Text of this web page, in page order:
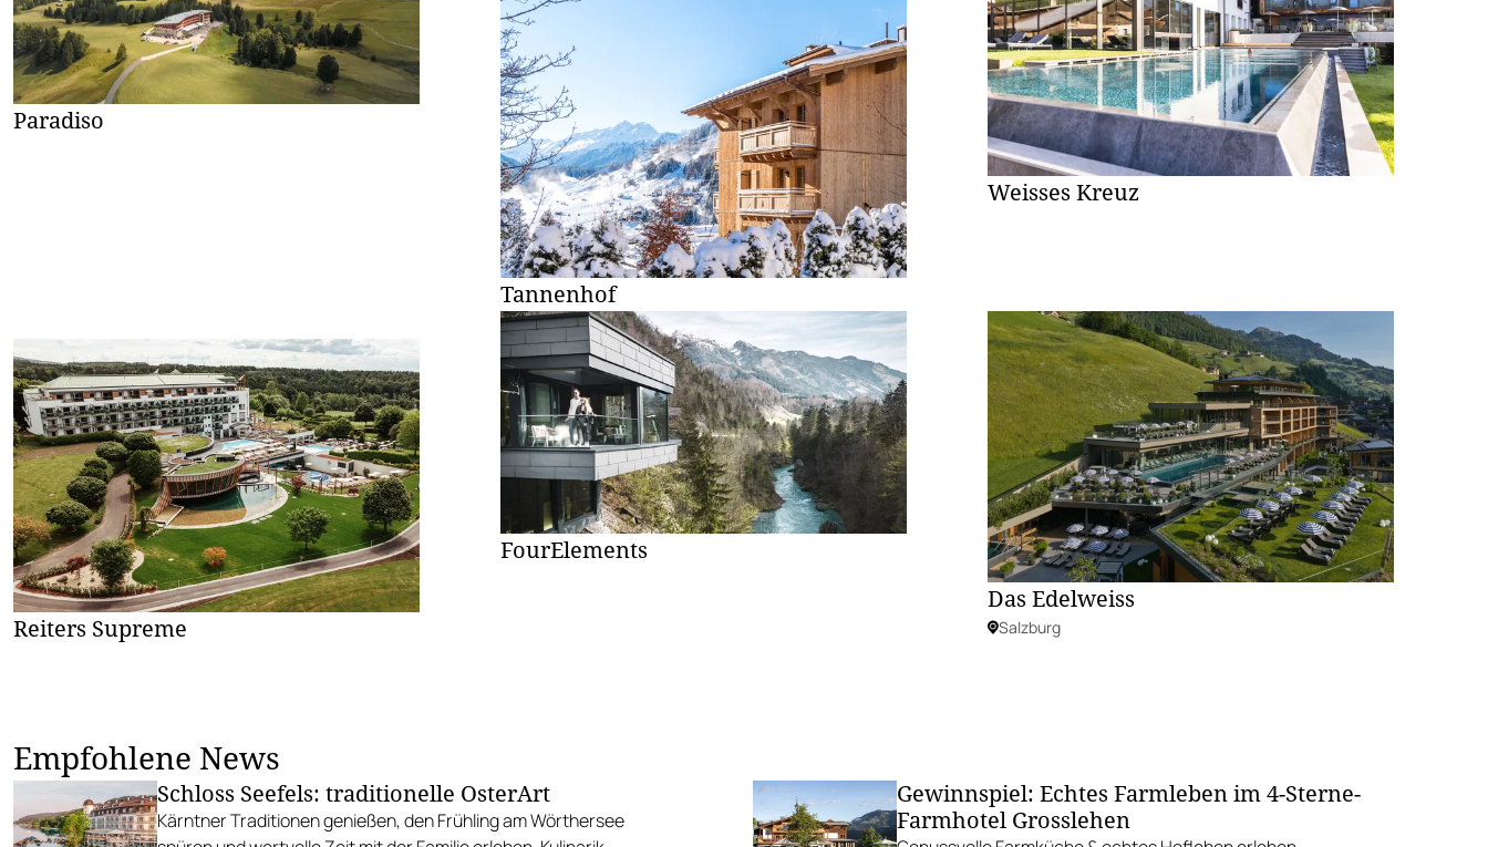
Paradiso
Tannenhof
Weisses Kreuz
Reiters Supreme
FourElements
Das Edelweiss
Salzburg
Empfohlene News
Schloss Seefels: traditionelle OsterArt
Kärntner Traditionen genießen, den Frühling am Wörthersee
Gewinnspiel: Echtes Farmleben im 4-Sterne-
Farmhotel Grosslehen